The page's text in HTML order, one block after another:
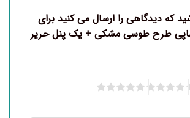
که دیدگاهی را ارسال می کنید برای
چاپی طرح طوسی مشکی + یک پنل حریر